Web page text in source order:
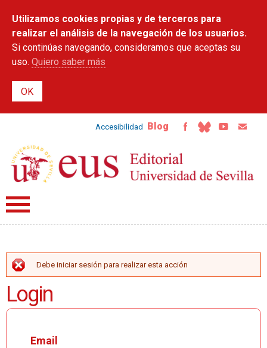
contenido
principal
Utilizamos cookies propias y de terceros para
realizar el análisis de la navegación de los usuarios.
Si continúas navegando, consideramos que aceptas su
uso. Quiero saber más
Accesibilidad Blog
MENSAJE DE ERROR
Debe iniciar sesión para realizar esta acción
Login
Email